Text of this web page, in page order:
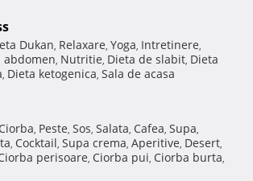
Dukan, Relaxare, Yoga, Intretinere,
abdomen, Nutritie, Dieta de slabit, Dieta
, Dieta ketogenica, Sala de acasa
Ciorba, Peste, Sos, Salata, Cafea, Supa,
, Cocktail, Supa crema, Aperitive, Desert,
perisoare, Ciorba pui, Ciorba burta,